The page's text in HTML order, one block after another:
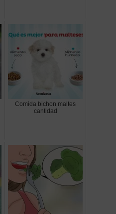
Comida bichon maltes
cantidad